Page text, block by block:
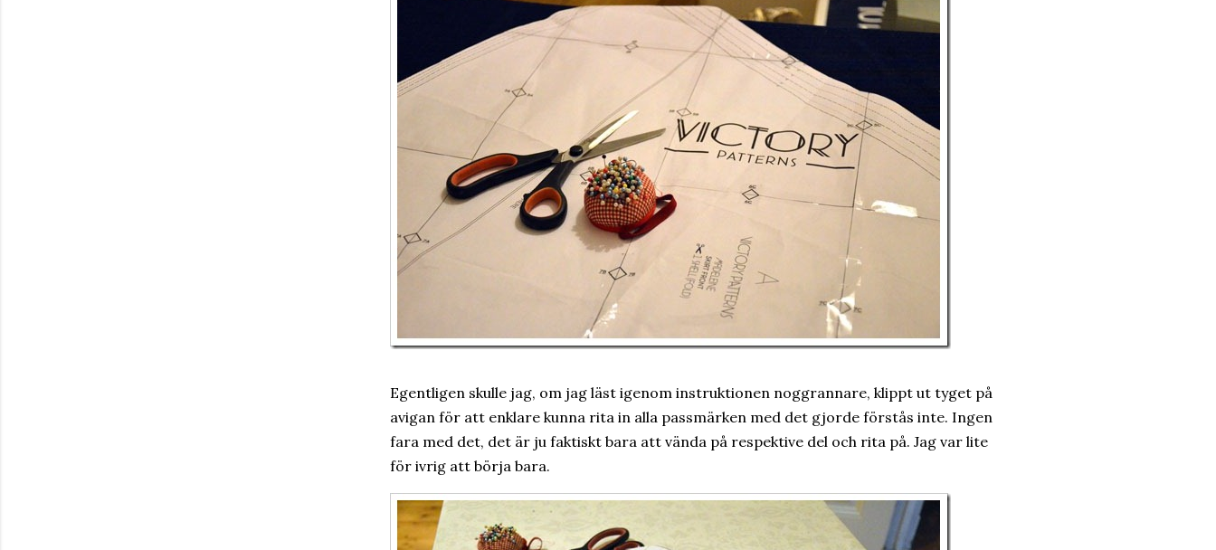
Egentligen skulle jag, om jag läst igenom instruktionen noggrannare, klippt ut tyget på
avigan för att enklare kunna rita in alla passmärken med det gjorde förstås inte. Ingen
fara med det, det är ju faktiskt bara att vända på respektive del och rita på. Jag var lite
för ivrig att börja bara.